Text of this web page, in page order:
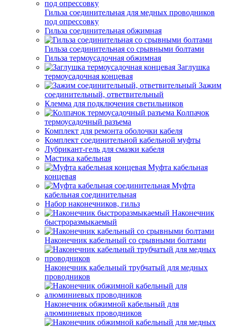
Гильза соединительная для медных проводников
под опрессовку
Гильза соединительная обжимная
Гильза соединительная со срывными болтами
Гильза термоусадочная обжимная
Заглушка
термоусадочная концевая
Зажим
соединительный, ответвительный
Клемма для подключения светильников
Колпачок
термоусадочный разъема
Комплект для ремонта оболочки кабеля
Комплект соединительной кабельной муфты
Лубрикант-гель для смазки кабеля
Мастика кабельная
Муфта кабельная
концевая
Муфта
кабельная соединительная
Набор наконечников, гильз
Наконечник
быстроразмыкаемый
Наконечник кабельный со срывными болтами
Наконечник кабельный трубчатый для медных
проводников
Наконечник обжимной кабельный для
алюминиевых проводников